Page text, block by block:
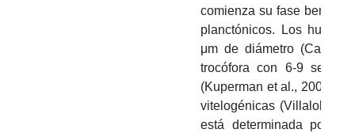
comienza su fase
planctónicos. Los
μm de diámetro
trocófora con 6-9
(Kuperman et al., 2002).
vitelogénicas (Villalobos-
está determinada por